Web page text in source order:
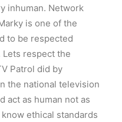
inhuman. Network
is one of the
to be respected
respect the
Patrol did by
the national television
act as human not as
ethical standards